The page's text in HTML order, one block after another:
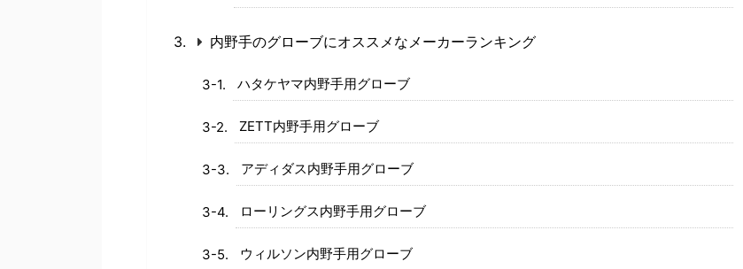
内野手のグローブにオススメなメーカーランキング
ハタケヤマ内野手用グローブ
ZETT内野手用グローブ
アディダス内野手用グローブ
ローリングス内野手用グローブ
ウィルソン内野手用グローブ